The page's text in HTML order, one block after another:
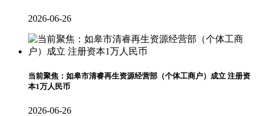
2026-06-26
当前聚焦：如皋市清睿再生资源经营部（个体工商户）成立 注册资
本1万人民币
2026-06-26